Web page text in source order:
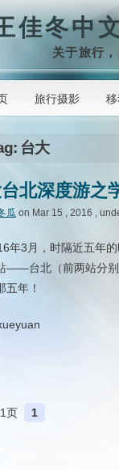
佳冬中
关于旅行
旅行摄影
台大
北深度游之
瓜 on Mar 15 , 2016 ,
年3月，时隔近五年的
——台北（前两站分
五年！
页 1